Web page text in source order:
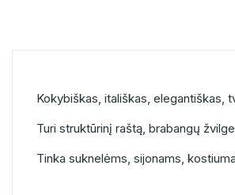
Kokybiškas, itališkas, elegantiškas,
Turi struktūrinį raštą, brabangų
Tinka suknelėms, sijonams,